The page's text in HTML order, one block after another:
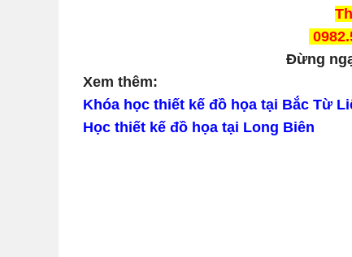
Đừng
Xem thêm:
Khóa học thiết kế đồ họa tại Bắc Từ
Học thiết kế đồ họa tại Long Biên